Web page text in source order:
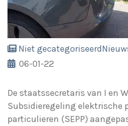
Niet gecategoriseerd
06-01-22
De staatssecretaris van I en
Subsidieregeling elektrische
particulieren (SEPP)